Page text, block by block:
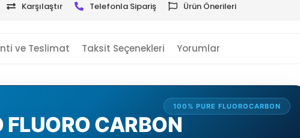
Karşılaştır Telefonla Sipariş Ürün Önerileri
ve Teslimat Taksit Seçenekleri Yorumlar
100% PURE FLUOROCARBON
FLUORO CARBON